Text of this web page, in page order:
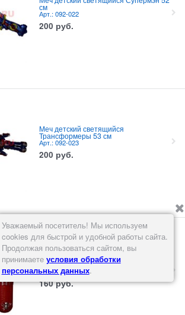
см
Арт.: 092-022
200 руб.
Меч детский светящийся
Трансформеры 53 см
Арт.: 092-023
200 руб.
Игрушка светяшка крутящаяся
"Человек-Паук" 2 цвета
Арт.: 092-025
160 руб.
Уважаемый посетитель! Мы используем
cookies для быстрой и удобной работы сайта.
Продолжая пользоваться сайтом, вы
принимаете условия обработки
персональных данных.